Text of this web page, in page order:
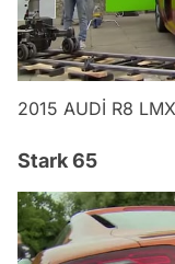
2015 AUDİ R8
Stark 65